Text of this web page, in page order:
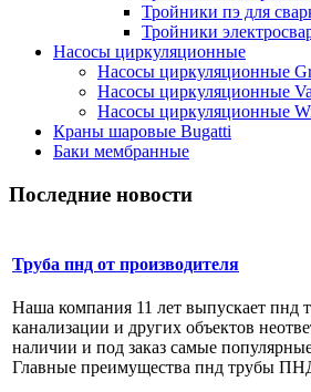
Тройники пэ для
Тройники
Насосы циркуляционные
Насосы циркуляционные
Насосы циркуляционные
Насосы циркуляционные
Краны шаровые Bugatti
Баки мембранные
Последние новости
Труба пнд от производителя
Наша компания 11 лет выпускает пнд
канализации и других объектов
наличии и под заказ самые
Главные преимущества пнд трубы